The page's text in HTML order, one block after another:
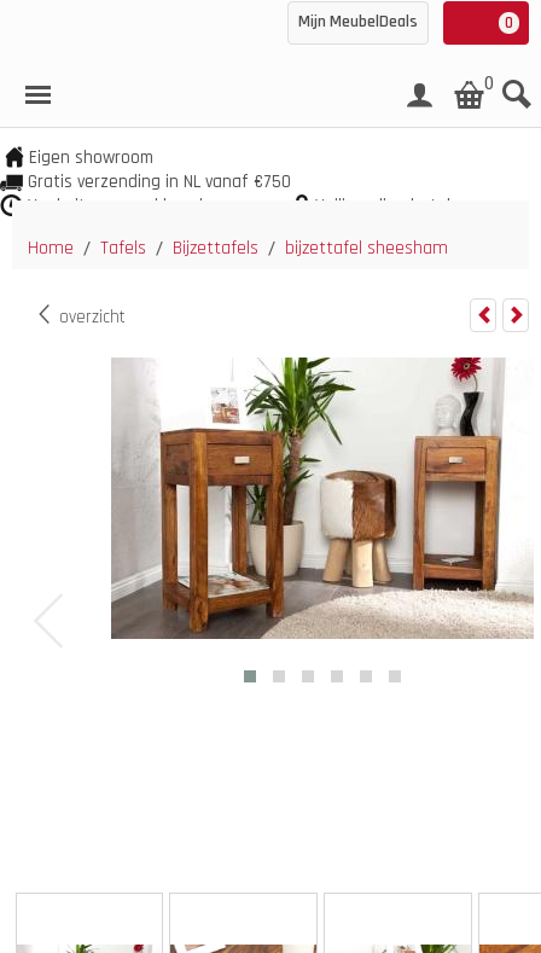
0
Mijn MeubelDeals
0
Eigen showroom
Gratis verzending in NL vanaf €750
Veel uit voorraad leverbaar
Veilig online betalen
Home / Tafels / Bijzettafels / bijzettafel sheesham
overzicht